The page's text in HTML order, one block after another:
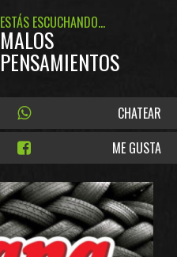
ESTÁS ESCUCHANDO...
MALOS
PENSAMIENTOS
CHATEAR
ME GUSTA